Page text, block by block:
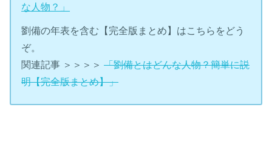
な人物？」
劉備の年表を含む【完全版まとめ】はこちらをどう
ぞ。
関連記事 ＞＞＞＞「劉備とはどんな人物？簡単に説
明【完全版まとめ】」